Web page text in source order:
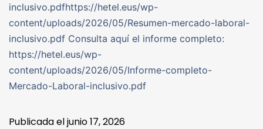
inclusivo.pdfhttps://hetel.eus/wp-
content/uploads/2026/05/Resumen-mercado-laboral-
inclusivo.pdf Consulta aquí el informe completo:
https://hetel.eus/wp-
content/uploads/2026/05/Informe-completo-
Mercado-Laboral-inclusivo.pdf
Publicada eljunio 17, 2026